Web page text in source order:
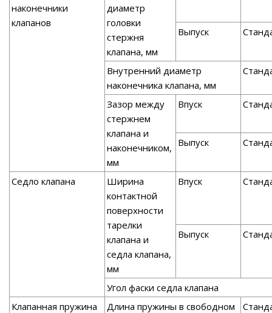
наконечники
клапанов
диаметр
головки
стержня
клапана, мм
Выпуск
Внутренний диаметр
наконечника клапана, мм
Зазор между
стержнем
клапана и
наконечником,
мм
Впуск
Выпуск
Седло клапана
Ширина
контактной
поверхности
тарелки
клапана и
седла клапана,
мм
Впуск
Выпуск
Угол фаски седла клапана
Клапанная пружина
Длина пружины в свободном